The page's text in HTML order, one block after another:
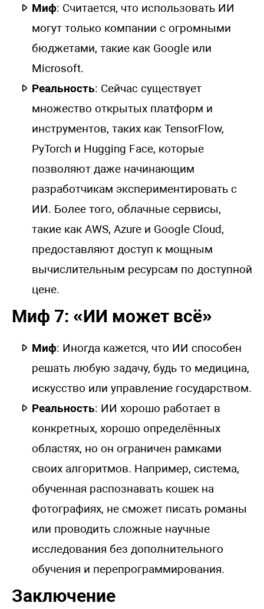
Миф: Считается, что использовать ИИ
могут только компании с огромными
бюджетами, такие как Google или
Microsoft.
Реальность: Сейчас существует
множество открытых платформ и
инструментов, таких как TensorFlow,
PyTorch и Hugging Face, которые
позволяют даже начинающим
разработчикам экспериментировать с
ИИ. Более того, облачные сервисы,
такие как AWS, Azure и Google Cloud,
предоставляют доступ к мощным
вычислительным ресурсам по доступной
цене.
Миф 7: «ИИ может всё»
Миф: Иногда кажется, что ИИ способен
решать любую задачу, будь то медицина,
искусство или управление государством.
Реальность: ИИ хорошо работает в
конкретных, хорошо определённых
областях, но он ограничен рамками
своих алгоритмов. Например, система,
обученная распознавать кошек на
фотографиях, не сможет писать романы
или проводить сложные научные
исследования без дополнительного
обучения и перепрограммирования.
Заключение